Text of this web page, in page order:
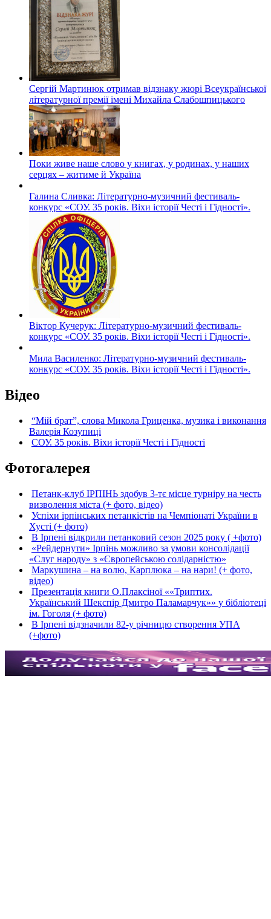
Сергій Мартинюк отримав відзнаку жюрі Всеукраїнської
літературної премії імені Михайла Слабошпицького
Поки живе наше слово у книгах, у родинах, у наших
серцях – житиме й Україна
Галина Сливка: Літературно-музичний фестиваль-
конкурс «СОУ. 35 років. Віхи історії Честі і Гідності».
Віктор Кучерук: Літературно-музичний фестиваль-
конкурс «СОУ. 35 років. Віхи історії Честі і Гідності».
Мила Василенко: Літературно-музичний фестиваль-
конкурс «СОУ. 35 років. Віхи історії Честі і Гідності».
Відео
“Мій брат”, слова Микола Гриценка, музика і виконання
Валерія Козупиці
СОУ. 35 років. Віхи історії Честі і Гідності
Фотогалерея
Петанк-клуб ІРПІНЬ здобув 3-тє місце турніру на честь
визволення міста (+ фото, відео)
Успіхи ірпінських петанкістів на Чемпіонаті України в
Хусті (+ фото)
В Ірпені відкрили петанковий сезон 2025 року ( +фото)
«Рейдернути» Ірпінь можливо за умови консолідації
«Слуг народу» з «Європейською солідарністю»
Маркушина – на волю, Карплюка – на нари! (+ фото,
відео)
Презентація книги О.Плаксіної ««Триптих.
Український Шекспір Дмитро Паламарчук»» у бібліотеці
ім. Гоголя (+ фото)
В Ірпені відзначили 82-у річницю створення УПА
(+фото)